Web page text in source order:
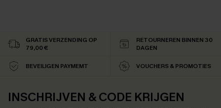
GRATIS VERZENDING OP
79,00 €
RETOURNEREN BINNEN 30
DAGEN
BEVEILIGEN PAYMEMT VOUCHERS & PROMOTIES
INSCHRIJVEN & CODE KRIJGEN